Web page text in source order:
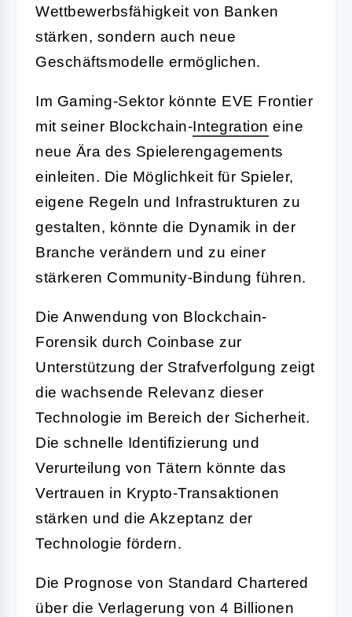
Wettbewerbsfähigkeit von Banken
stärken, sondern auch neue
Geschäftsmodelle ermöglichen.
Im Gaming-Sektor könnte EVE Frontier
mit seiner Blockchain-Integration eine
neue Ära des Spielerengagements
einleiten. Die Möglichkeit für Spieler,
eigene Regeln und Infrastrukturen zu
gestalten, könnte die Dynamik in der
Branche verändern und zu einer
stärkeren Community-Bindung führen.
Die Anwendung von Blockchain-
Forensik durch Coinbase zur
Unterstützung der Strafverfolgung zeigt
die wachsende Relevanz dieser
Technologie im Bereich der Sicherheit.
Die schnelle Identifizierung und
Verurteilung von Tätern könnte das
Vertrauen in Krypto-Transaktionen
stärken und die Akzeptanz der
Technologie fördern.
Die Prognose von Standard Chartered
über die Verlagerung von 4 Billionen